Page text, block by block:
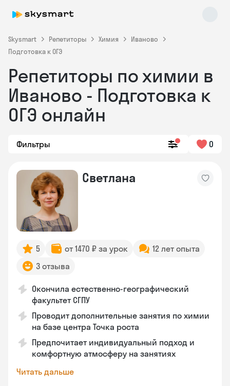
Skysmart Репетиторы Химия
Иваново
Подготовка к ОГЭ
Репетиторы по химии в
Иваново - Подготовка к
ОГЭ онлайн
Фильтры 0
Светлана
5 от 1470 ₽ за урок
12 лет опыта
3 отзыва
Окончила естественно-географический
факультет СГПУ
Проводит дополнительные занятия по химии
на базе центра Точка роста
Предпочитает индивидуальный подход и
комфортную атмосферу на занятиях
Читать дальше
online